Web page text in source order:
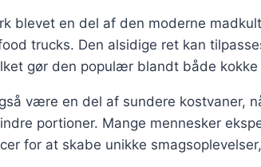
blevet en del af den moderne
trucks. Den alsidige ret kan
gør den populær blandt både kokke
være en del af sundere kostvaner,
portioner. Mange mennesker
for at skabe unikke